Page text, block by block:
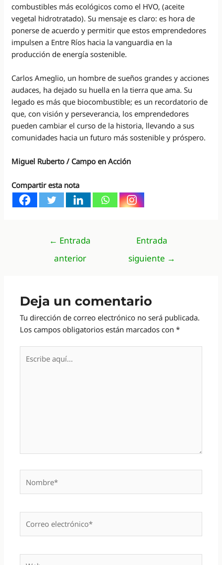
combustibles más ecológicos como el HVO, (aceite
vegetal hidrotratado). Su mensaje es claro: es hora de
ponerse de acuerdo y permitir que estos emprendedores
impulsen a Entre Ríos hacia la vanguardia en la
producción de energía sostenible.
Carlos Ameglio, un hombre de sueños grandes y acciones
audaces, ha dejado su huella en la tierra que ama. Su
legado es más que biocombustible; es un recordatorio de
que, con visión y perseverancia, los emprendedores
pueden cambiar el curso de la historia, llevando a sus
comunidades hacia un futuro más sostenible y próspero.
Miguel Ruberto / Campo en Acción
Compartir esta nota
Navegación
entradas
← Entrada
anterior
Entrada
siguiente →
Deja un comentario
Tu dirección de correo electrónico no será publicada.
Los campos obligatorios están marcados con*
aquí...
electrónico*